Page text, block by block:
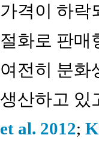
가격이 하락
절화로 판매
여전히 분화
생산하고 있
et al. 2012;